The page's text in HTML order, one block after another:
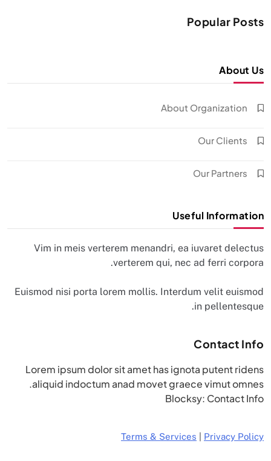
Popular Posts
About Us
About Organization
Our Clients
Our Partners
Useful Information
Vim in meis verterem menandri, ea iuvaret delectus
verterem qui, nec ad ferri corpora.
Euismod nisi porta lorem mollis. Interdum velit euismod
in pellentesque.
Contact Info
Lorem ipsum dolor sit amet has ignota putent ridens
aliquid indoctum anad movet graece vimut omnes.
Blocksy: Contact Info
Terms & Services Privacy Policy